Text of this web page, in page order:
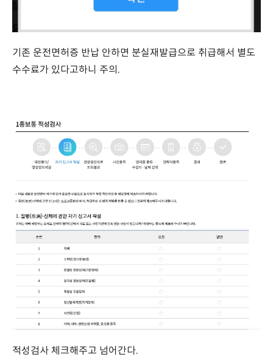
기존 운전면허증 반납 안하면 분실재발급으로 취급해서 별도
수수료가 있다고하니 주의.
적성검사 체크해주고 넘어간다.